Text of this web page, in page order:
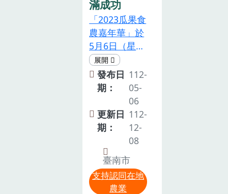
易。透過本次
觀摩會，農友
實際了解新品
種栽培特性，
並提高種植意
願，朝省工栽
培、低投入方
式進行管理，
除提高農友收
益利潤，並可
活化農地利
用，永續經
營。↑羅正宗
場長主持並表
教授深入講解
土壤健康的評
估和增進對
策，強調土壤
健康對於農業
生產的關鍵影
響。國立臺灣
大學的鍾仁賜
教授則從土壤
有機質的角度
分析了其對作
物和土壤健康
的重要性，為
會議增添了深
產及發展。陳
代理部長表
示，食農教育
法於111年5月
4日經總統公
布後，該部協
同相關部會及
各地方政府積
極落實食農教
育法，完備相
關法規及推動
計畫，作為後
續推動食農教
育的基礎。立
滿成功
「2023瓜果食
農嘉年華」於
5月6日（星期
六），以「食
農展藝 瓜果爭
豔」 為主題，
活動當天現場
氣氛熱絡，感
謝民眾的熱情
支持 。邀請山
上農會創新高
齡班爺奶表
演，為活動揭
開序幕 。主題
發布日
期：
112-
05-
06
更新日
期：
112-
12-
08
臺南市
支持認同在地
農業